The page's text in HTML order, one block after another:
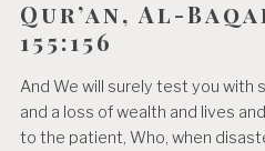
Qur’an, Al-
155:156
And We will surely test you with
and a loss of wealth and lives
to the patient, Who, when